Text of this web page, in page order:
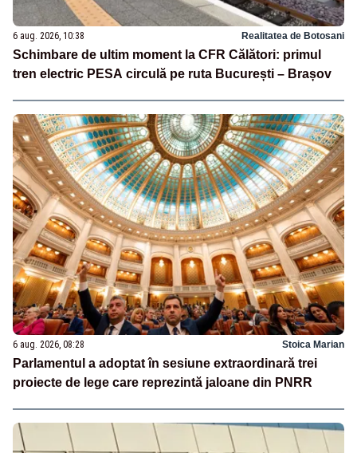
6 aug. 2026, 10:38 Realitatea de Botosani
Schimbare de ultim moment la CFR Călători: primul
tren electric PESA circulă pe ruta București – Brașov
6 aug. 2026, 08:28 Stoica Marian
Parlamentul a adoptat în sesiune extraordinară trei
proiecte de lege care reprezintă jaloane din PNRR